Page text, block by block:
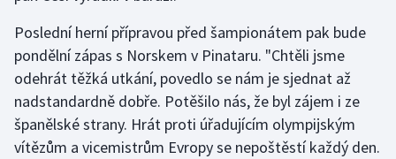
Jezdectví
Judo
Krasobruslení
Poslední herní přípravou před šampionátem pak bude
pondělní zápas s Norskem v Pinataru. "Chtěli jsme
odehrát těžká utkání, povedlo se nám je sjednat až
nadstandardně dobře. Potěšilo nás, že byl zájem i ze
španělské strany. Hrát proti úřadujícím olympijským
vítězům a vicemistrům Evropy se nepoštěstí každý den.